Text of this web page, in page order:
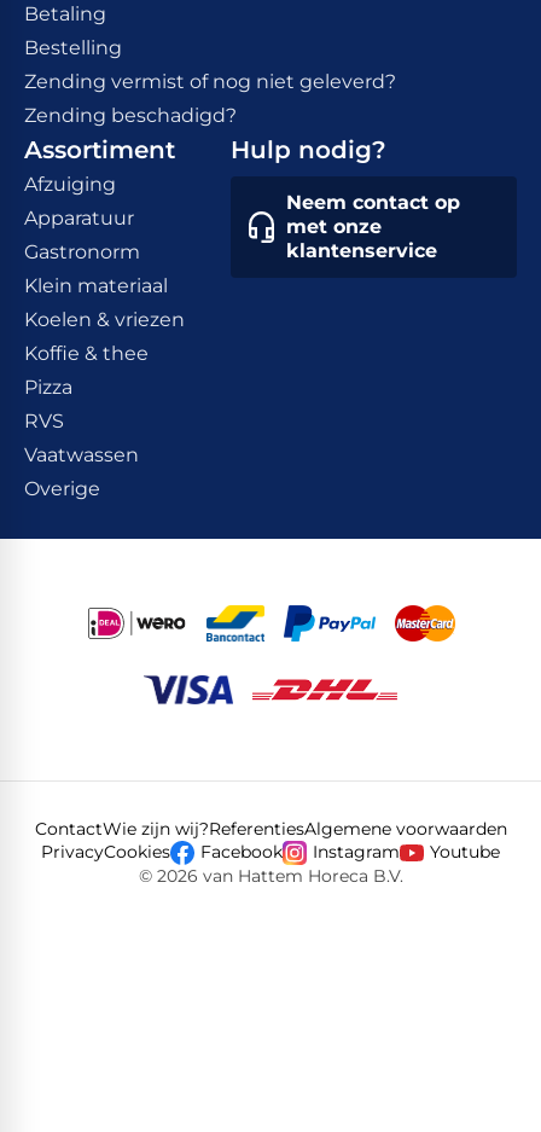
Betaling
Bestelling
Zending vermist of nog niet geleverd?
Zending beschadigd?
Assortiment
Afzuiging
Apparatuur
Gastronorm
Klein materiaal
Koelen & vriezen
Koffie & thee
Pizza
RVS
Vaatwassen
Overige
Hulp nodig?
Neem contact op
met onze
klantenservice
ContactWie zijn wij?ReferentiesAlgemene voorwaarden
PrivacyCookies Facebook Instagram
Youtube
© 2026 van Hattem Horeca B.V.